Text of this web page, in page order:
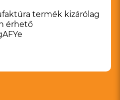
termék kizárólag
érhető